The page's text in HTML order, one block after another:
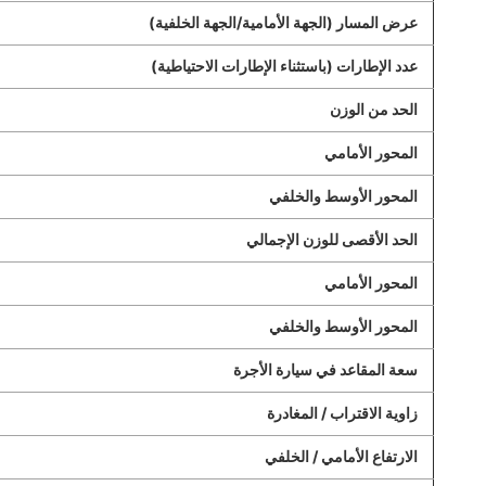
عرض المسار (الجهة الأمامية/الجهة الخلفية)
عدد الإطارات (باستثناء الإطارات الاحتياطية)
الحد من الوزن
المحور الأمامي
المحور الأوسط والخلفي
الحد الأقصى للوزن الإجمالي
المحور الأمامي
المحور الأوسط والخلفي
سعة المقاعد في سيارة الأجرة
زاوية الاقتراب / المغادرة
الارتفاع الأمامي / الخلفي